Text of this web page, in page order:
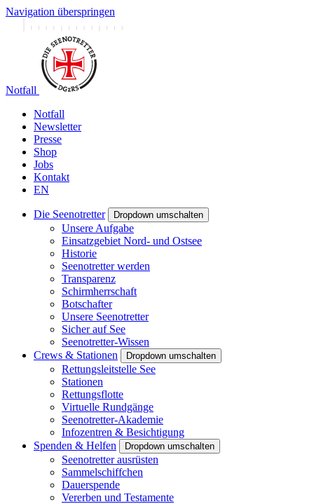
Navigation überspringen
Notfall
Notfall
Newsletter
Presse
Shop
Jobs
Kontakt
EN
Die Seenotretter Dropdown umschalten
Unsere Aufgabe
Einsatzgebiet Nord- und Ostsee
Historie
Seenotretter werden
Transparenz
Schirmherrschaft
Botschafter
Unsere Seenotretter
Sicher auf See
Seenotretter-Wissen
Crews & Stationen
Dropdown umschalten
Rettungsleitstelle See
Stationen
Rettungsflotte
Virtuelle Rundgänge
Seenotretter-Akademie
Infozentren & Besichtigung
Spenden & Helfen
Dropdown umschalten
Seenotretter ausrüsten
Sammelschiffchen
Dauerspende
Vererben und Testamente